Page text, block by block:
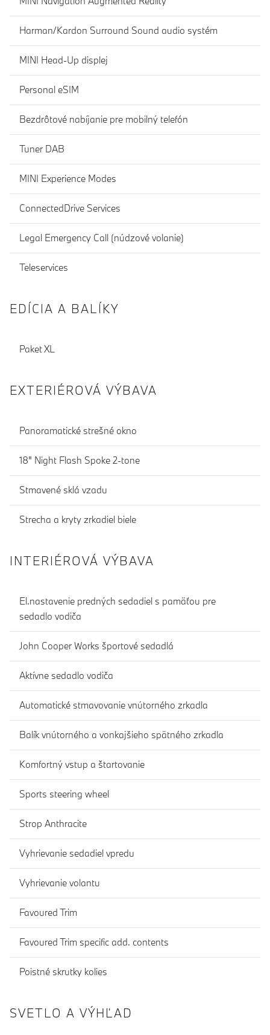
Harman/Kardon Surround Sound audio systém
MINI Head-Up displej
Personal eSIM
Bezdrôtové nabíjanie pre mobilný telefón
Tuner DAB
MINI Experience Modes
ConnectedDrive Services
Legal Emergency Call (núdzové volanie)
Teleservices
EDÍCIA A BALÍKY
Paket XL
EXTERIÉROVÁ VÝBAVA
Panoramatické strešné okno
18" Night Flash Spoke 2-tone
Stmavené sklá vzadu
Strecha a kryty zrkadiel biele
INTERIÉROVÁ VÝBAVA
El.nastavenie predných sedadiel s pamäťou pre
sedadlo vodiča
John Cooper Works športové sedadlá
Aktívne sedadlo vodiča
Automatické stmavovanie vnútorného zrkadla
Balík vnútorného a vonkajšieho spätného zrkadla
Komfortný vstup a štartovanie
Sports steering wheel
Strop Anthracite
Vyhrievanie sedadiel vpredu
Vyhrievanie volantu
Favoured Trim
Favoured Trim specific add. contents
Poistné skrutky kolies
SVETLO A VÝHĽAD